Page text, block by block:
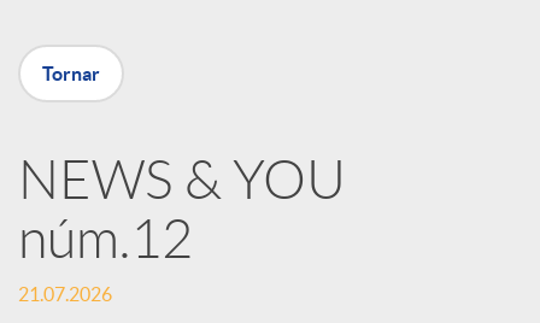
a
a
r
Tornar
NEWS & YOU
núm.12
21.07.2026